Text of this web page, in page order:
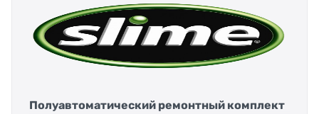
Полуавтоматический ремонтный комплект